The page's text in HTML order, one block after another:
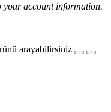
your account information.
arayabilirsiniz